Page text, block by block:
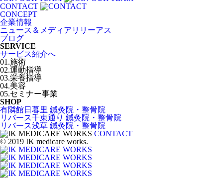
CONTACT
CONCEPT
企業情報
ニュース＆メディアリリーアス
ブログ
SERVICE
サービス紹介へ
01.施術
02.運動指導
03.栄養指導
04.美容
05.セミナー事業
SHOP
有隣館日暮里 鍼灸院・整骨院
リバース千束通り 鍼灸院・整骨院
リバース浅草 鍼灸院・整骨院
CONTACT
© 2019 IK medicare works.